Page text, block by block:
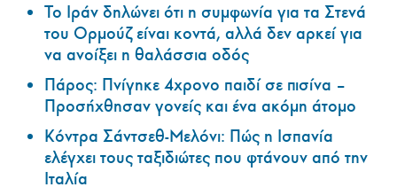
Το Ιράν δηλώνει ότι η συμφωνία για τα Στενά
του Ορμούζ είναι κοντά, αλλά δεν αρκεί για
να ανοίξει η θαλάσσια οδός
Πάρος: Πνίγηκε 4χρονο παιδί σε πισίνα –
Προσήχθησαν γονείς και ένα ακόμη άτομο
Κόντρα Σάντσεθ-Μελόνι: Πώς η Ισπανία
ελέγχει τους ταξιδιώτες που φτάνουν από την
Ιταλία